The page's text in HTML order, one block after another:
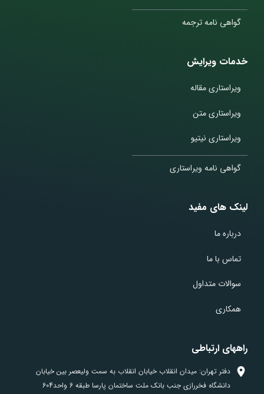
گواهی نامه ترجمه
خدمات ویرایش
ویراستاری مقاله
ویراستاری متن
ویراستاری نیتیو
گواهی نامه ویراستاری
لینک های مفید
درباره ما
تماس با ما
سوالات متداول
همکاری
راههای ارتباطی
دفتر تهران: میدان انقلاب خیابان انقلاب به سمت ولیعصر بین خیابان
دانشگاه فخررازی جنب بانک ملت ساختمان پارسا طبقه 6 واحد604